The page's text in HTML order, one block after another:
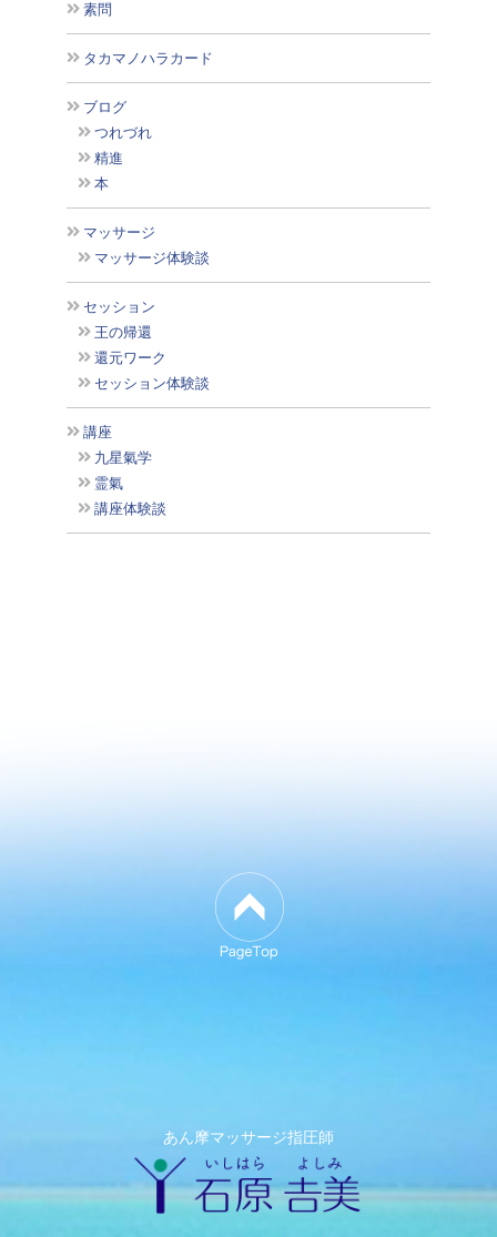
素問
タカマノハラカード
ブログ
つれづれ
精進
本
マッサージ
マッサージ体験談
セッション
王の帰還
還元ワーク
セッション体験談
講座
九星氣学
霊氣
講座体験談
あん摩マッサージ指圧師